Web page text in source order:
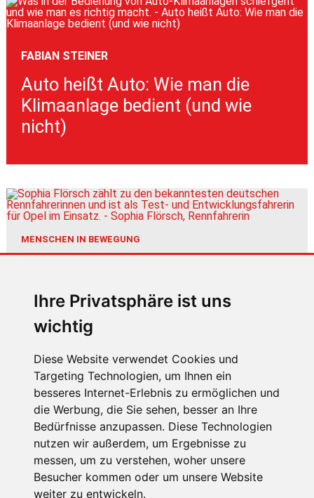
Ihre Privatsphäre ist uns
wichtig
Diese Website verwendet Cookies und
Targeting Technologien, um Ihnen ein
besseres Internet-Erlebnis zu ermöglichen und
die Werbung, die Sie sehen, besser an Ihre
Bedürfnisse anzupassen. Diese Technologien
nutzen wir außerdem, um Ergebnisse zu
messen, um zu verstehen, woher unsere
Besucher kommen oder um unsere Website
weiter zu entwickeln.
FABIAN STEINER
Auto heißt Auto: Wie man die
Klimaanlage bedient (und wie
nicht)
MENSCHEN IN BEWEGUNG
Sophia Flörsch, Rennfahrerin
ÜBER UNS
KONTAKT
IMPRESSUM
RECHTLICHE HINWEISE
DATENSCHUTZ